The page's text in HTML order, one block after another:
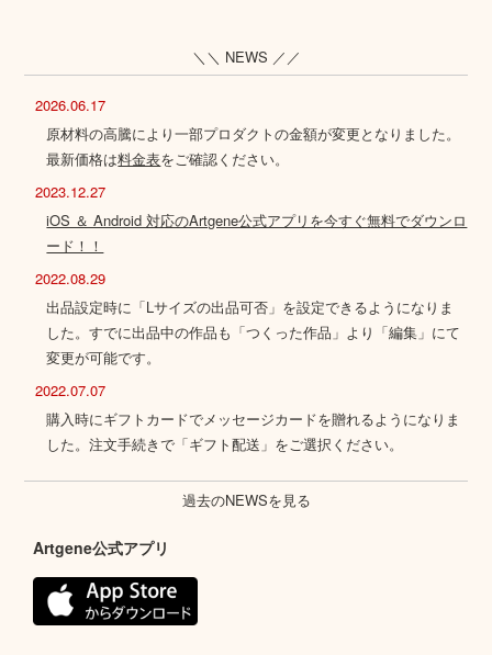
＼＼ NEWS ／／
2026.06.17
原材料の高騰により一部プロダクトの金額が変更となりました。
最新価格は料金表をご確認ください。
2023.12.27
iOS ＆ Android 対応のArtgene公式アプリを今すぐ無料でダウンロ
ード！！
2022.08.29
出品設定時に「Lサイズの出品可否」を設定できるようになりま
した。すでに出品中の作品も「つくった作品」より「編集」にて
変更が可能です。
2022.07.07
購入時にギフトカードでメッセージカードを贈れるようになりま
した。注文手続きで「ギフト配送」をご選択ください。
過去のNEWSを見る
Artgene公式アプリ